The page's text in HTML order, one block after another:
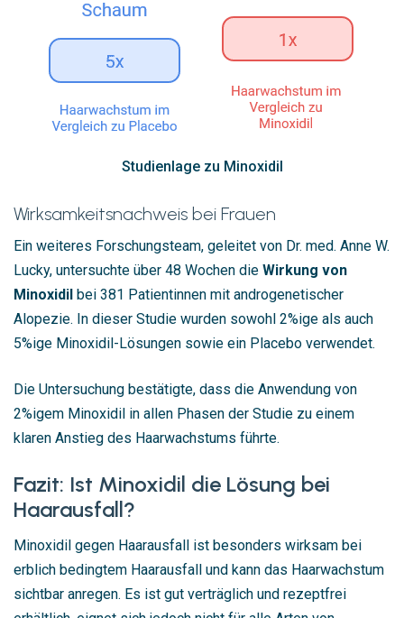
Studienlage zu Minoxidil
Wirksamkeitsnachweis bei Frauen
Ein weiteres Forschungsteam, geleitet von Dr. med. Anne W.
Lucky, untersuchte über 48 Wochen die Wirkung von
Minoxidil bei 381 Patientinnen mit androgenetischer
Alopezie. In dieser Studie wurden sowohl 2%ige als auch
5%ige Minoxidil-Lösungen sowie ein Placebo verwendet.
Die Untersuchung bestätigte, dass die Anwendung von
2%igem Minoxidil in allen Phasen der Studie zu einem
klaren Anstieg des Haarwachstums führte.
Fazit: Ist Minoxidil die Lösung bei
Haarausfall?
Minoxidil gegen Haarausfall ist besonders wirksam bei
erblich bedingtem Haarausfall und kann das Haarwachstum
sichtbar anregen. Es ist gut verträglich und rezeptfrei